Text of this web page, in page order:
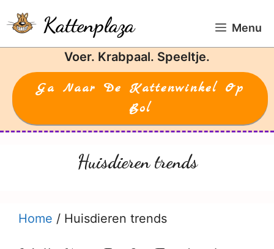
naar
de
Kattenplaza Menu
Voer. Krabpaal. Speeltje.
Ga Naar De Kattenwinkel Op
Bol
Huisdieren trends
Home / Huisdieren trends